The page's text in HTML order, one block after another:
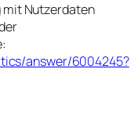
mit Nutzerdaten
answer/6004245?